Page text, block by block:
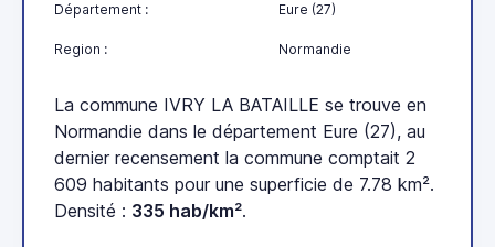
Département : Eure (27)
Region : Normandie
La commune IVRY LA BATAILLE se trouve en
Normandie dans le département Eure (27), au
dernier recensement la commune comptait 2
609 habitants pour une superficie de 7.78 km².
Densité : 335 hab/km².